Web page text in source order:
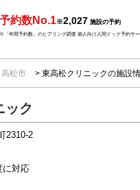
予約数No.1※2,027 施設の予約
※「年間予約数」のヒアリング調査 個人向け人間ドック予約サ
高松市 東高松クリニックの施設
ック
2310-2
に対応